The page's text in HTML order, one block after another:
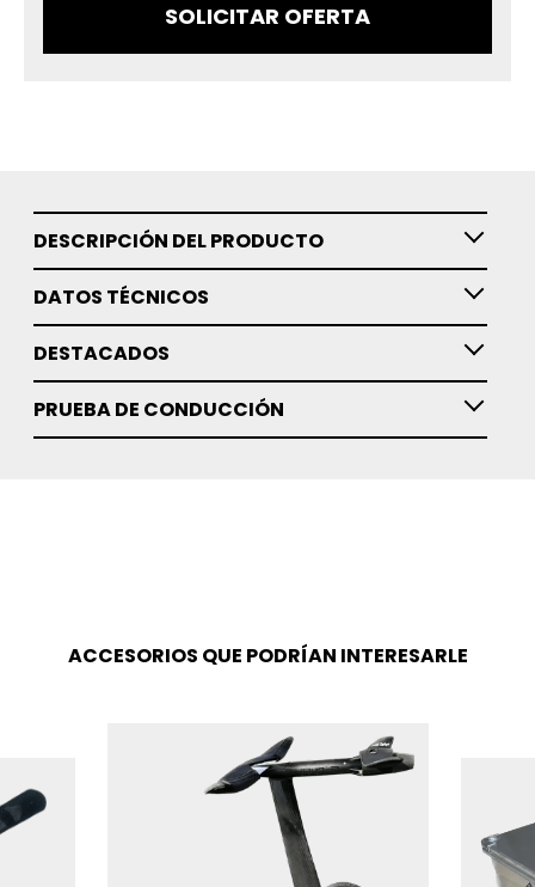
SOLICITAR OFERTA
DESCRIPCIÓN DEL PRODUCTO
DATOS TÉCNICOS
DESTACADOS
PRUEBA DE CONDUCCIÓN
ACCESORIOS QUE PODRÍAN INTERESARLE